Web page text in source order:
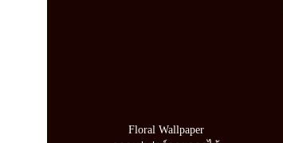
Floral Wallpaper